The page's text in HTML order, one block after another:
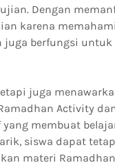
Dengan
karena
juga berfungsi
juga
Activity
membuat
siswa dapat
materi